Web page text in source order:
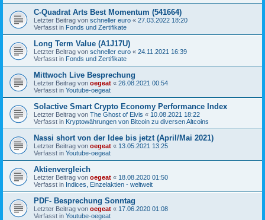
C-Quadrat Arts Best Momentum (541664)
Letzter Beitrag von schneller euro « 27.03.2022 18:20
Verfasst in Fonds und Zertifikate
Long Term Value (A1J17U)
Letzter Beitrag von schneller euro « 24.11.2021 16:39
Verfasst in Fonds und Zertifikate
Mittwoch Live Besprechung
Letzter Beitrag von oegeat « 26.08.2021 00:54
Verfasst in Youtube-oegeat
Solactive Smart Crypto Economy Performance Index
Letzter Beitrag von The Ghost of Elvis « 10.08.2021 18:22
Verfasst in Kryptowährungen von Bitcoin zu diversen Altcoins
Nassi short von der Idee bis jetzt (April/Mai 2021)
Letzter Beitrag von oegeat « 13.05.2021 13:25
Verfasst in Youtube-oegeat
Aktienvergleich
Letzter Beitrag von oegeat « 18.08.2020 01:50
Verfasst in Indices, Einzelaktien - weltweit
PDF- Besprechung Sonntag
Letzter Beitrag von oegeat « 17.06.2020 01:08
Verfasst in Youtube-oegeat